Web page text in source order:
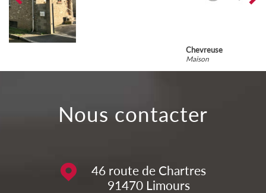
nous contacter
46 route de Chartres
91470 Limours